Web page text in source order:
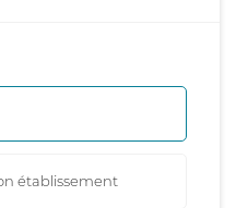
établissement